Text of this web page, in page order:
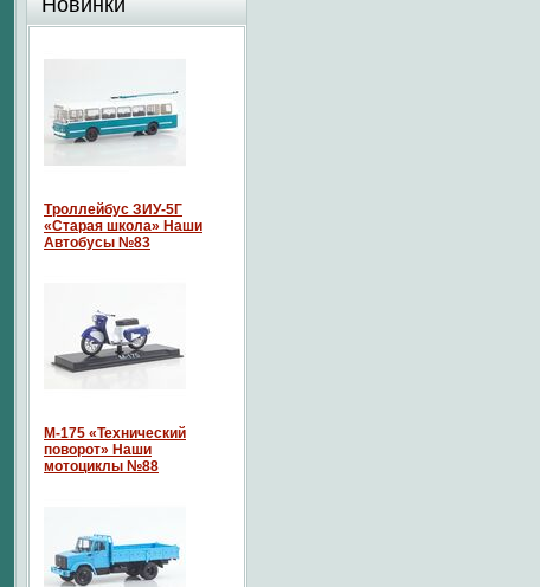
Новинки
Троллейбус ЗИУ-5Г
«Старая школа» Наши
Автобусы №83
М-175 «Технический
поворот» Наши
мотоциклы №88